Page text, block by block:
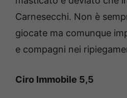
Carnesecchi. Non è
giocate ma comunque
e compagni nei
Ciro Immobile 5,5